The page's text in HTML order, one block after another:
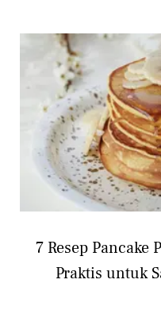
7 Resep Pancake
Praktis untuk